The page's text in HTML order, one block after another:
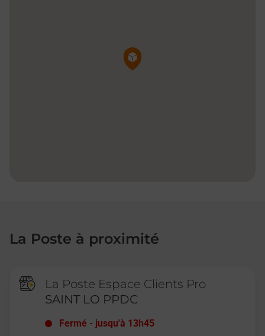
Pin de la carte
La Poste à proximité
La Poste Espace Clients Pro
SAINT LO PPDC
Fermé - jusqu'à 13h45